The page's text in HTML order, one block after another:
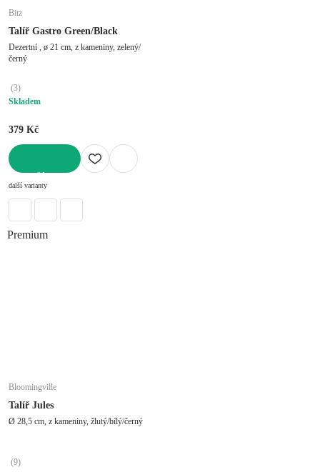
Bitz
Talíř Gastro Green/Black
Dezertní , ø 21 cm, z kameniny, zelený/
černý
(3)
Skladem
379 Kč
další varianty
Premium
Bloomingville
Talíř Jules
Ø 28,5 cm, z kameniny, žlutý/bílý/černý
(9)